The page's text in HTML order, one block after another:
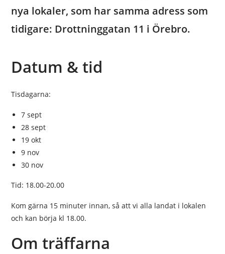
nya lokaler, som har samma adress som
tidigare: Drottninggatan 11 i Örebro.
Datum & tid
Tisdagarna:
7 sept
28 sept
19 okt
9 nov
30 nov
Tid: 18.00-20.00
Kom gärna 15 minuter innan, så att vi alla landat i lokalen
och kan börja kl 18.00.
Om träffarna